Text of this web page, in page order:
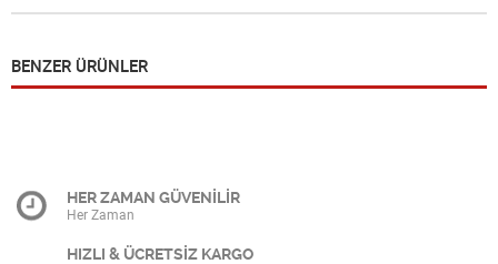
BENZER ÜRÜNLER
HER ZAMAN GÜVENİLİR
Her Zaman
HIZLI & ÜCRETSİZ KARGO